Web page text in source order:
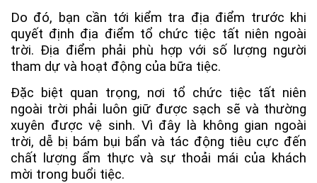
Do đó, bạn cần tới kiểm tra địa điểm trước khi
quyết định địa điểm tổ chức tiệc tất niên ngoài
trời. Địa điểm phải phù hợp với số lượng người
tham dự và hoạt động của bữa tiệc.
Đặc biệt quan trọng, nơi tổ chức tiệc tất niên
ngoài trời phải luôn giữ được sạch sẽ và thường
xuyên được vệ sinh. Vì đây là không gian ngoài
trời, dễ bị bám bụi bẩn và tác động tiêu cực đến
chất lượng ẩm thực và sự thoải mái của khách
mời trong buổi tiệc.